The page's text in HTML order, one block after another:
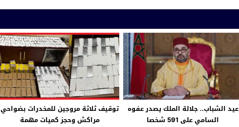
عيد الشباب.. جلالة الملك يصدر عفوه
السامي على 591 شخصا
توقيف ثلاثة مروجين للمخدرات بضواحي
مراكش وحجز كميات مهمة